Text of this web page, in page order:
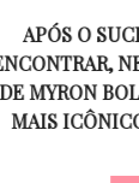
15 ANOS
MÚSICA E